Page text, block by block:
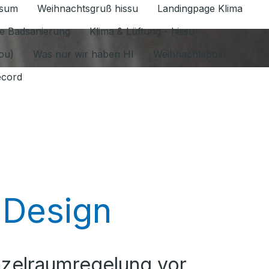
Datenschutz 1.6.2026 umschalten
Weihnachtsgruß hissu
Landingpage Klima
Badsanierung
Klima & Lüftung - hissu
Was nur wir haben HI
Weihnachtspost